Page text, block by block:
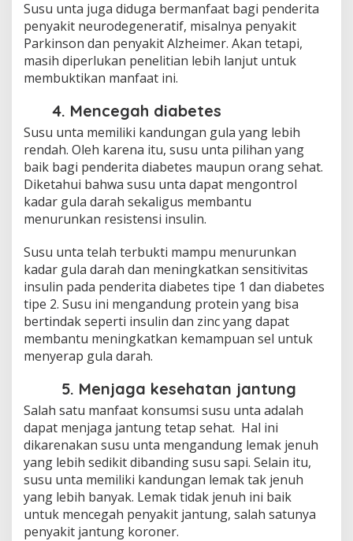
Susu unta juga diduga bermanfaat bagi penderita
penyakit neurodegeneratif, misalnya penyakit
Parkinson dan penyakit Alzheimer. Akan tetapi,
masih diperlukan penelitian lebih lanjut untuk
membuktikan manfaat ini.
4. Mencegah diabetes
Susu unta memiliki kandungan gula yang lebih
rendah. Oleh karena itu, susu unta pilihan yang
baik bagi penderita diabetes maupun orang sehat.
Diketahui bahwa susu unta dapat mengontrol
kadar gula darah sekaligus membantu
menurunkan resistensi insulin.
Susu unta telah terbukti mampu menurunkan
kadar gula darah dan meningkatkan sensitivitas
insulin pada penderita diabetes tipe 1 dan diabetes
tipe 2. Susu ini mengandung protein yang bisa
bertindak seperti insulin dan zinc yang dapat
membantu meningkatkan kemampuan sel untuk
menyerap gula darah.
5. Menjaga kesehatan jantung
Salah satu manfaat konsumsi susu unta adalah
dapat menjaga jantung tetap sehat. Hal ini
dikarenakan susu unta mengandung lemak jenuh
yang lebih sedikit dibanding susu sapi. Selain itu,
susu unta memiliki kandungan lemak tak jenuh
yang lebih banyak. Lemak tidak jenuh ini baik
untuk mencegah penyakit jantung, salah satunya
penyakit jantung koroner.